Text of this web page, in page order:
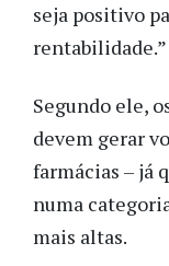
seja positivo
rentabilidade.”
Segundo ele,
devem gerar
farmácias – já
numa
mais altas.